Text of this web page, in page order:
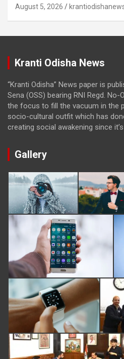
August 5, 2026
Kranti Odisha News
“Kranti Odisha” News paper is
Sena (OSS) bearing RNI Regd. No-
the focus to fill the vacuum in the
socio-cultural outfit which has
creating social awakening since
Gallery